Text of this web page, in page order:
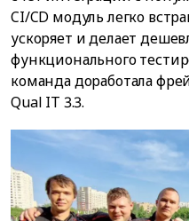
CI/CD модуль легко
ускоряет и делает
функционального
команда доработала
Qual IT 3.3.